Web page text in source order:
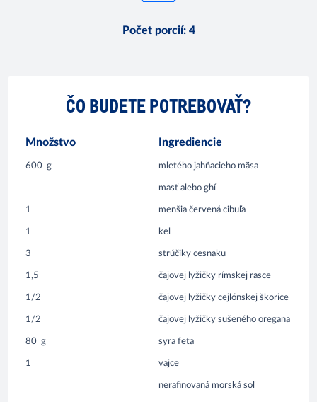
Počet porcií: 4
ČO BUDETE POTREBOVAŤ?
Množstvo Ingrediencie
600 g mletého jahňacieho mäsa
masť alebo ghí
1 menšia červená cibuľa
1 kel
3 strúčiky cesnaku
1,5 čajovej lyžičky rímskej rasce
1/2 čajovej lyžičky cejlónskej škorice
1/2 čajovej lyžičky sušeného oregana
80 g syra feta
1 vajce
nerafinovaná morská soľ